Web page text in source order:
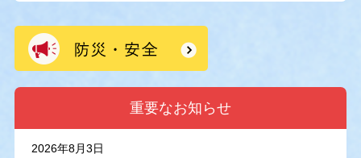
重要なお知らせ
2026年8月3日